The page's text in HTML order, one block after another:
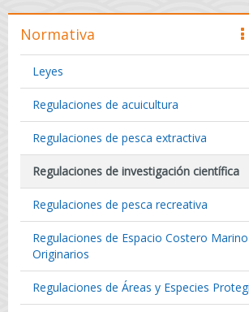
Normativa
Leyes
Regulaciones de acuicultura
Regulaciones de pesca extractiva
Regulaciones de investigación científica
Regulaciones de pesca recreativa
Regulaciones de Espacio Costero
Originarios
Regulaciones de Áreas y Especies